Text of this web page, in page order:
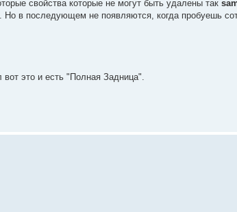
свойства которые не могут быть удалены так
Но в последующем не появляются, когда пробуешь
это и есть "Полная Задница".